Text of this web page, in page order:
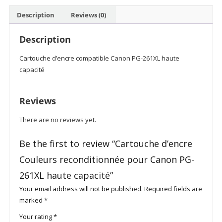
Description Reviews (0)
Description
Cartouche d’encre compatible Canon PG-261XL haute
capacité
Reviews
There are no reviews yet.
Be the first to review “Cartouche d’encre
Couleurs reconditionnée pour Canon PG-
261XL haute capacité”
Your email address will not be published. Required fields are
marked *
Your rating*